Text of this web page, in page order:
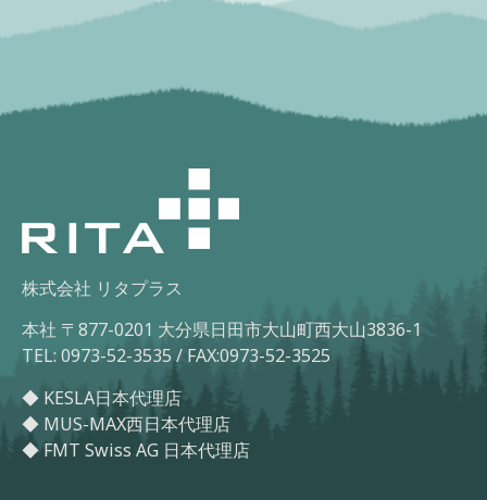
株式会社 リタプラス
本社 〒877-0201 大分県日田市大山町西大山3836-1
TEL: 0973-52-3535 / FAX:0973-52-3525
◆ KESLA日本代理店
◆ MUS-MAX西日本代理店
◆ FMT Swiss AG 日本代理店